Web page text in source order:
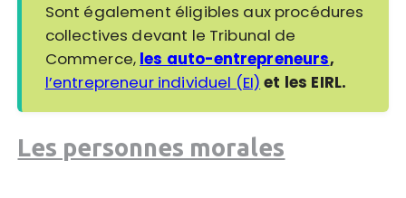
Sont également éligibles aux procédures
collectives devant le Tribunal de
Commerce, les auto-entrepreneurs,
l’entrepreneur individuel (EI) et les EIRL.
Les personnes morales